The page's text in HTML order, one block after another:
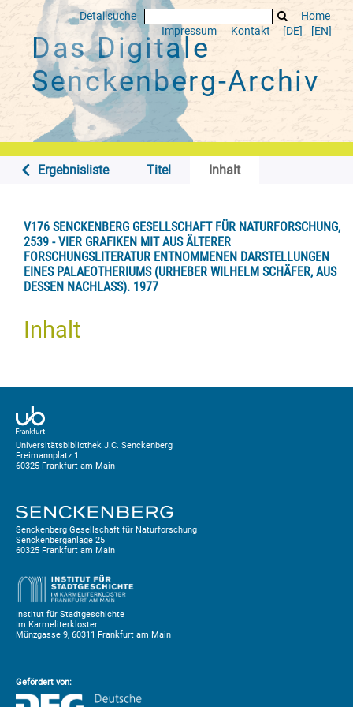
Detailsuche
Home
Impressum
Kontakt [DE] [EN]
Das Digitale
Senckenberg-Archiv
Ergebnisliste Titel Inhalt
V176 SENCKENBERG GESELLSCHAFT FÜR NATURFORSCHUNG,
2539 - VIER GRAFIKEN MIT AUS ÄLTERER
FORSCHUNGSLITERATUR ENTNOMMENEN DARSTELLUNGEN
EINES PALAEOTHERIUMS (URHEBER WILHELM SCHÄFER, AUS
DESSEN NACHLASS). 1977
Inhalt
Universitätsbibliothek J.C. Senckenberg
Freimannplatz 1
60325 Frankfurt am Main
Senckenberg Gesellschaft für Naturforschung
Senckenberganlage 25
60325 Frankfurt am Main
Institut für Stadtgeschichte
Im Karmeliterkloster
Münzgasse 9, 60311 Frankfurt am Main
Gefördert von: